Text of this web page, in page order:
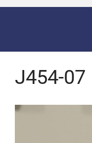
J454-07